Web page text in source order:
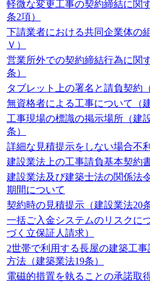
軽微な変更工事の契約締結に関
条2項）
下請業者における共同企業体の
Ｖ）
営業所外での契約締結行為に関
条）
タブレット上の署名と請負契約
無資格者による工事について（
工事現場の標識の掲示場所（建
条）
詳細な見積提示をしない場合不
建設業法上の工事請負基本契約
建設業法及び建築士法の関係法
期間について
契約時の見積提示（建設業法20条
一括ご入金システムのリスクに
づく立保証人請求）
2世帯で利用する長屋の建築工
方法（建築業法19条）
電磁的措置を執ることの承諾取